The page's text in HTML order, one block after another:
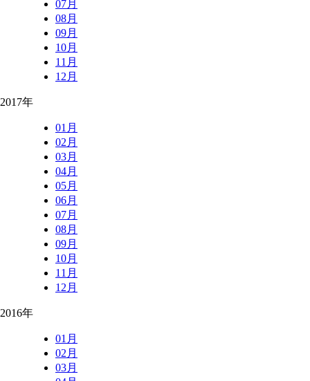
07月
08月
09月
10月
11月
12月
2017年
01月
02月
03月
04月
05月
06月
07月
08月
09月
10月
11月
12月
2016年
01月
02月
03月